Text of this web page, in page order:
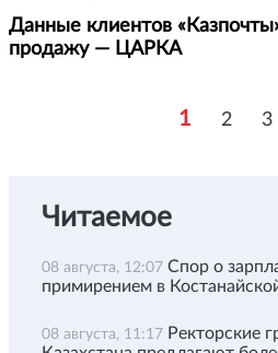
Данные клиентов
продажу — ЦАРКА
1 2 3
Читаемое
08 августа, 12:07 Спор о
примирением в
08 августа, 11:17 Ректорские